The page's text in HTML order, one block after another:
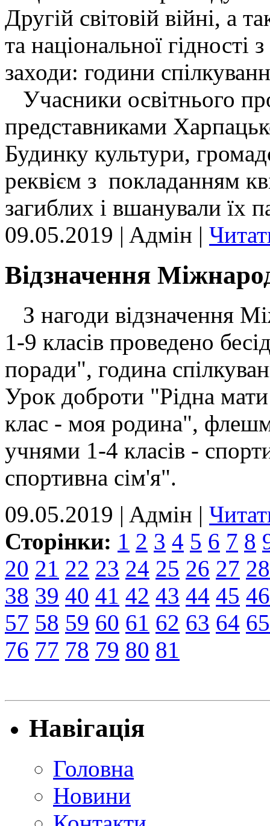
Другій світовій війні, а
та національної
заходи: години
Учасники освітнього
представниками
Будинку культури,
реквієм з покладанням
загиблих і вшанували їх
09.05.2019 | Aдмін |
Відзначення
З нагоди відзначення
1-9 класів проведено
поради", година
Урок доброти "Рідна
клас - моя родина",
учнями 1-4 класів -
спортивна сім'я".
09.05.2019 | Aдмін |
Сторінки: 1 2 3 4 5 6 7 8
20 21 22 23 24 25 26 27 28
38 39 40 41 42 43 44 45 46
57 58 59 60 61 62 63 64 65
76 77 78 79 80 81
Навігація
Головна
Новини